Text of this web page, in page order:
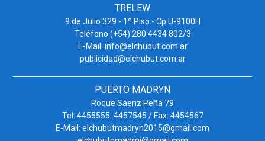
TRELEW
9 de Julio 329 - 1º Piso - Cp U-9100H
Teléfono (+54) 280 4434 802/3
E-Mail: info@elchubut.com.ar
publicidad@elchubut.com.ar
PUERTO MADRYN
Roque Sáenz Peña 79
Tel: 4455555. 4457545 / Fax: 4454567
E-Mail: elchubutmadryn2015@gmail.com